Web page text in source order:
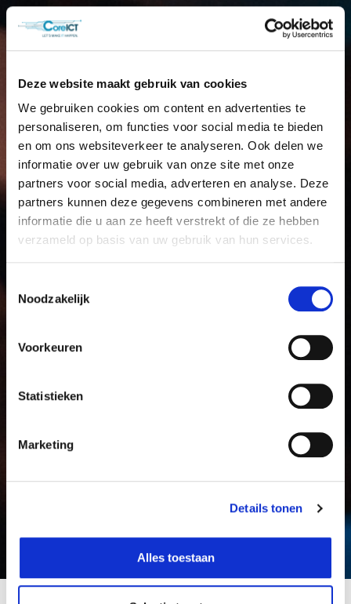
Deze website maakt gebruik van cookies
We gebruiken cookies om content en advertenties te
personaliseren, om functies voor social media te bieden
en om ons websiteverkeer te analyseren. Ook delen we
informatie over uw gebruik van onze site met onze
partners voor social media, adverteren en analyse. Deze
partners kunnen deze gegevens combineren met andere
informatie die u aan ze heeft verstrekt of die ze hebben
verzameld op basis van uw gebruik van hun services.
Noodzakelijk
Voorkeuren
Statistieken
Marketing
Details tonen
Alles toestaan